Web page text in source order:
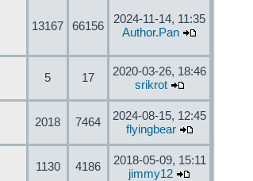
13167 66156
2024-11-14, 11:35
Author.Pan
5 17
2020-03-26, 18:46
srikrot
2018 7464
2024-08-15, 12:45
flyingbear
1130 4186
2018-05-09, 15:11
jimmy12